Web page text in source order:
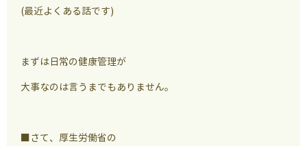
(最近よくある話です)
まずは日常の健康管理が
大事なのは言うまでもありません。
■さて、厚生労働省の